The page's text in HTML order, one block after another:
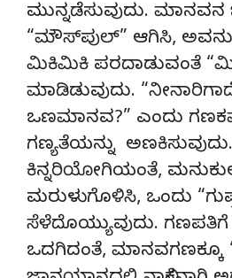
ಮುನ್ನಡೆಸುವುದು. ಮಾನವನ
“ಮೌಸ್‍ಪುಲ್” ಆಗಿಸಿ,
ಮಿಕಿಮಿಕಿ ಪರದಾಡುವಂತೆ
ಮಾಡಿಡುವುದು.
ಒಣಮಾನವ?” ಎಂದು
ಗಣ್ಯತೆಯನ್ನು ಅಣಕಿಸುವುದು.
ಕಿನ್ನರಿಯೋಗಿಯಂತೆ,
ಮರುಳುಗೊಳಿಸಿ, ಒಂದು
ಸೆಳೆದೊಯ್ಯುವುದು.
ಒದಗಿದಂತೆ, ಮಾನವಗಣಕ್ಕೂ